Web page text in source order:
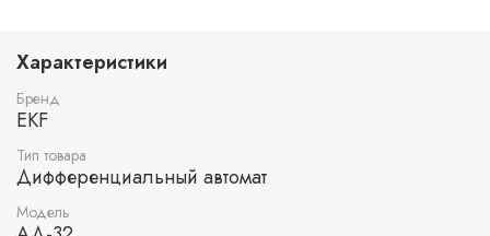
использования в жилых и коммерческих помещениях.
Характеристики
Бренд
EKF
Тип товара
Дифференциальный автомат
Модель